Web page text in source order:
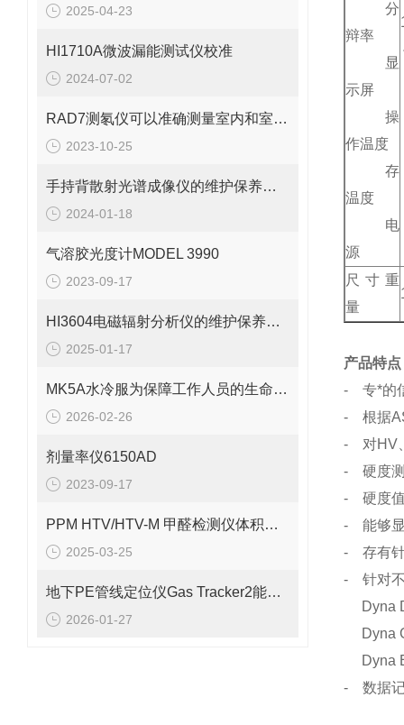
2025-04-23
HI1710A微波漏能测试仪校准
2024-07-02
RAD7测氡仪可以准确测量室内和室外的氡浓度
2023-10-25
手持背散射光谱成像仪的维护保养事项
2024-01-18
气溶胶光度计MODEL 3990
2023-09-17
HI3604电磁辐射分析仪的维护保养需要从多个方面入手
2025-01-17
MK5A水冷服为保障工作人员的生命安全发挥了重要作用
2026-02-26
剂量率仪6150AD
2023-09-17
PPM HTV/HTV-M 甲醛检测仪体积小巧、重量轻便
2025-03-25
地下PE管线定位仪Gas Tracker2能够准确地定位PE管线的位置
2026-01-27
分
辩率
显
示屏
操
作温度
存
温度
电
源
尺寸重
量
产品特点
- 专*的
- 根据
- 对HV
- 硬度测
- 硬度值
- 能够显
- 存有针
- 针对不
Dyna
Dyna
Dyna
- 数据记